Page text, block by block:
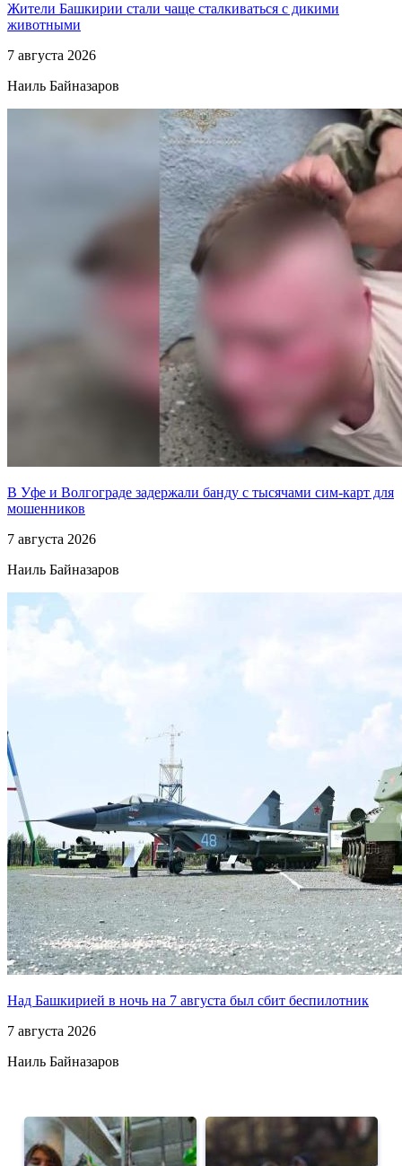
Жители Башкирии стали чаще сталкиваться с дикими
животными
7 августа 2026
Наиль Байназаров
В Уфе и Волгограде задержали банду с тысячами сим-карт для
мошенников
7 августа 2026
Наиль Байназаров
Над Башкирией в ночь на 7 августа был сбит беспилотник
7 августа 2026
Наиль Байназаров